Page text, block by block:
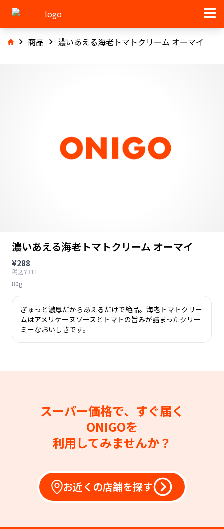
商品 濃いあえる海老トマトクリーム オーマイ
濃いあえる海老トマトクリーム オーマイ
¥288
税込¥311
80g
ぎゅっと濃厚だからあえるだけで絶品。海老トマトクリー
ムはアメリケーヌソースとトマトの旨みが詰まったクリー
ミーなおいしさです。
スーパー価格で、すぐ届く
ONIGOを
利用してみませんか？
お近くの店舗を探す